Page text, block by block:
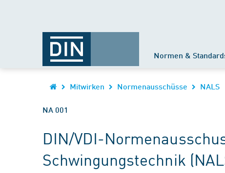
Normen &
Mitwirken Normenausschüsse NALS
NA 001
DIN/VDI-
Schwingungstechnik